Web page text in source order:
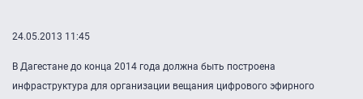
24.05.2013 11:45
В Дагестане до конца 2014 года должна быть построена
инфраструктура для организации вещания цифрового эфирного